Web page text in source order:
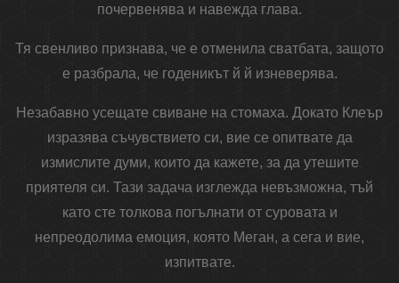
почервенява и навежда глава.
Тя свенливо признава, че е отменила сватбата, защото
е разбрала, че годеникът й й изневерява.
Незабавно усещате свиване на стомаха. Докато Клеър
изразява съчувствието си, вие се опитвате да
измислите думи, които да кажете, за да утешите
приятеля си. Тази задача изглежда невъзможна, тъй
като сте толкова погълнати от суровата и
непреодолима емоция, която Меган, а сега и вие,
изпитвате.